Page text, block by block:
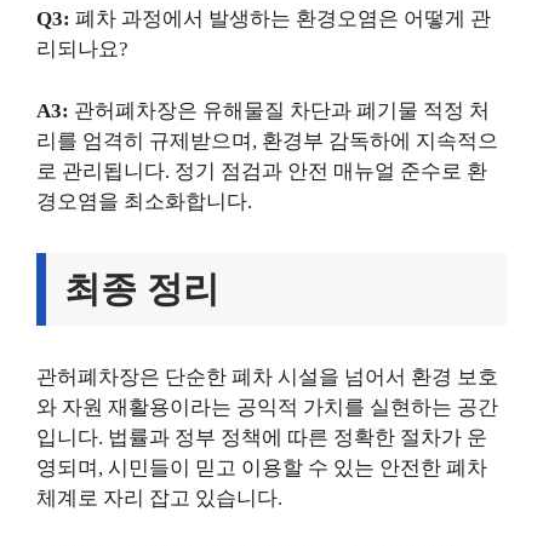
Q3: 폐차 과정에서 발생하는 환경오염은 어떻게 관
리되나요?
A3: 관허폐차장은 유해물질 차단과 폐기물 적정 처
리를 엄격히 규제받으며, 환경부 감독하에 지속적으
로 관리됩니다. 정기 점검과 안전 매뉴얼 준수로 환
경오염을 최소화합니다.
최종 정리
관허폐차장은 단순한 폐차 시설을 넘어서 환경 보호
와 자원 재활용이라는 공익적 가치를 실현하는 공간
입니다. 법률과 정부 정책에 따른 정확한 절차가 운
영되며, 시민들이 믿고 이용할 수 있는 안전한 폐차
체계로 자리 잡고 있습니다.